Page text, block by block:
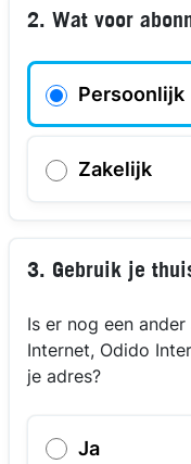
2. Wat voor
Persoonlijk
Zakelijk
3. Gebruik je
Is er nog een
Internet, Odido
je adres?
Ja